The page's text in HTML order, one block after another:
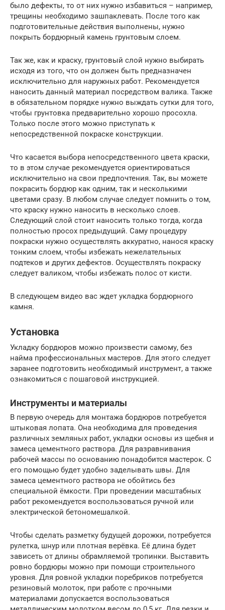
было дефекты, то от них нужно избавиться – например,
трещины необходимо зашпаклевать. После того как
подготовительные действия выполнены, нужно
покрыть бордюрный камень грунтовым слоем.
Так же, как и краску, грунтовый слой нужно выбирать
исходя из того, что он должен быть предназначен
исключительно для наружных работ. Рекомендуется
наносить данный материал посредством валика. Также
в обязательном порядке нужно выждать сутки для того,
чтобы грунтовка предварительно хорошо просохла.
Только после этого можно приступать к
непосредственной покраске конструкции.
Что касается выбора непосредственного цвета краски,
то в этом случае рекомендуется ориентироваться
исключительно на свои предпочтения. Так, вы можете
покрасить бордюр как одним, так и несколькими
цветами сразу. В любом случае следует помнить о том,
что краску нужно наносить в несколько слоев.
Следующий слой стоит наносить только тогда, когда
полностью просох предыдущий. Саму процедуру
покраски нужно осуществлять аккуратно, нанося краску
тонким слоем, чтобы избежать нежелательных
подтеков и других дефектов. Осуществлять покраску
следует валиком, чтобы избежать полос от кисти.
В следующем видео вас ждет укладка бордюрного
камня.
Установка
Укладку бордюров можно произвести самому, без
найма профессиональных мастеров. Для этого следует
заранее подготовить необходимый инструмент, а также
ознакомиться с пошаговой инструкцией.
Инструменты и материалы
В первую очередь для монтажа бордюров потребуется
штыковая лопата. Она необходима для проведения
различных земляных работ, укладки основы из щебня и
замеса цементного раствора. Для разравнивания
рабочей массы по основанию понадобится мастерок. С
его помощью будет удобно заделывать швы. Для
замеса цементного раствора не обойтись без
специальной ёмкости. При проведении масштабных
работ рекомендуется воспользоваться ручной или
электрической бетономешалкой.
Чтобы сделать разметку будущей дорожки, потребуется
рулетка, шнур или плотная верёвка. Её длина будет
зависеть от длины обрамляемой тропинки. Выставить
ровно бордюры можно при помощи строительного
уровня. Для ровной укладки поребриков потребуется
резиновый молоток, при работе с прочными
материалами допускается воспользоваться